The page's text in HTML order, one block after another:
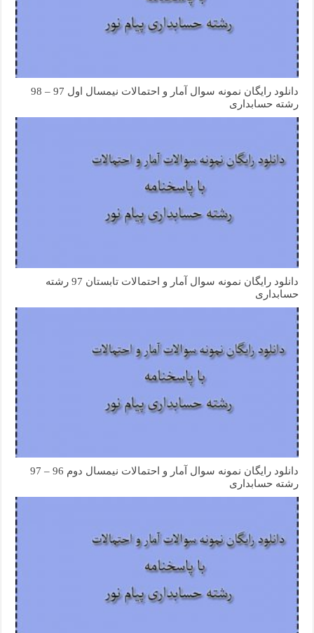
دانلود رایگان نمونه سوال آمار و احتمالات نیمسال اول 97 – 98
رشته حسابداری
دانلود رایگان نمونه سوال آمار و احتمالات تابستان 97 رشته
حسابداری
دانلود رایگان نمونه سوال آمار و احتمالات نیمسال دوم 96 – 97
رشته حسابداری